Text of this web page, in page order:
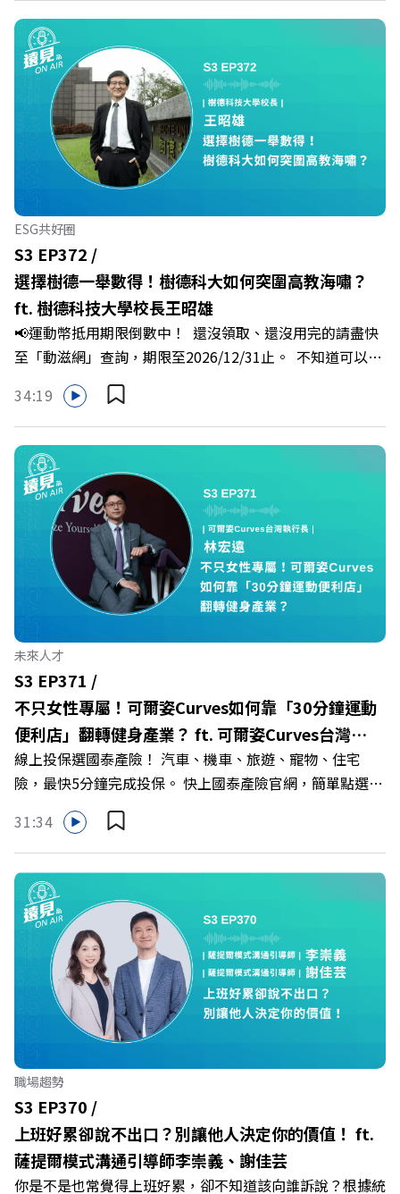
Firstory Podcast 廣告 —— 你常在職場中感到焦慮、害怕
犯錯，甚至覺得自己正遭受不友善的對待或霸凌嗎？當工作
中的人際摩擦、怕輸怕失敗的緊繃感成為日常，我們不能只
是委屈討好或一味逃避，更需要學會看透人際互動底層的
「職場冰山」。 本集《遠見 ON AIR》邀請到薩提爾模式溝
通引導師、天下文化新書《透視職場冰山》作者李崇義與謝
佳芸老師，帶你透過「冰山理論」拆解職場上的對立與衝
突，學會用「好奇」代替「批判」。即使在變動快速的AI時
代，也能幫自己打造不被成敗輕易定義的強韌自我。 🔺 職
場衝突與霸凌從何而來？🔺 如何用「冰山對話」看穿主管
焦慮，將對立化為合作？🔺 怎麼做到「好奇少一點、批判
少一點」？🔺 面對AI時代的職涯焦慮，如何把自我價值打
分權拿回手裡？ +++++📓《透視職場冰山》新書介紹
>>>https://bookzone.cwgv.com.tw/book/BWL108🎂歡
慶遠見40歲生日！手速搶下破天荒的獨家優惠
>>>https://gvmkt.pse.is/9e5pbz✨關注《遠見》更多的社
群：LINE：https://reurl.cc/A4ELQpIG：
Powered by Firstory Hosting
ESG共好圈
S3 EP372 /
選擇樹德一舉數得！樹德科大如何突圍高教海嘯？
ft. 樹德科技大學校長王昭雄
📢運動幣抵用期限倒數中！ 還沒領取、還沒用完的請盡快
至「動滋網」查詢，期限至2026/12/31止。 不知道可以在
哪裡使用嗎？ 上「動滋網」【合作店家】專區，全台五千
多家合作業者任你選，馬上來找適用地點！ ➡️
https://fstry.pse.is/9epct2 —— 以上為 FMTaiwan 與
Firstory Podcast 廣告 —— 在少子化浪潮、私校面臨退場
海嘯的嚴峻考驗下，南台灣的技職學校該如何轉型突圍？
本集《遠見ON AIR》邀請到樹德科技大學校長王昭雄，帶
你解析樹德科大如何打造出兼顧學校永續發展與地方創生的
技職教育新典範！ 🔺如何從「傳統私校」轉型為「產學無
縫接軌者」？ 🔺AI如何深度賦能設計與人文學科學群？ 🔺
首創「菲律賓半導體專班」！驚豔科技界的國際精準育才
🔺一舉拿下4大USR專案！深耕地方的溫暖社會責任平台 主
持人／遠見雜誌副社長兼遠見智庫總編輯 李建興 與談人／
樹德科技大學校長 王昭雄 +++++ 🎂歡慶遠見40歲生日！手
速搶下破天荒的獨家優惠
>>>https://gvmkt.pse.is/9e5pbz ✨關注《遠見》更多的社
群： LINE：https://reurl.cc/A4ELQp IG：
https://bit.ly/3AjBWNV YT：https://bit.ly/38jNi9k
Powered by Firstory Hosting
34:19
未來人才
S3 EP371 /
不只女性專屬！可爾姿Curves如何靠「30分鐘運動
便利店」翻轉健身產業？ ft. 可爾姿Curves台灣執
行長林宏遠
線上投保選國泰產險！ 汽車、機車、旅遊、寵物、住宅
險，最快5分鐘完成投保。 快上國泰產險官網，簡單點選，
保障立即到位！ https://fstry.pse.is/9eddvv —— 以上為
Firstory Podcast 廣告 —— 在健康意識抬頭、健身產業百
家爭鳴的激烈浪潮下，傳統的健身房該如何轉型突圍？ 本
集《遠見ON AIR》邀請到可爾姿Curves台灣執行長林宏
遠，帶你解析可爾姿如何打造出兼顧健康生活與女力創業的
健身新契機！ 🔺如何從「傳統大型健身房」轉型為「社區
運動便利店」？ 🔺運動如何落實最貼心的「女性專屬、零
壓力」空間？ 🔺對抗肌少症、預防高齡化！驚豔醫學界的
「社會處方」 🔺超高加盟成功率！為無數女性圓夢的「女
力互助與微型創業平台」 主持人／遠見雜誌副社長兼遠見
智庫總編輯 李建興 與談人／可爾姿Curves台灣執行長 林宏
遠 +++++ 🫧清除腦袋的盲點，也順手理清生活的雜亂。 點
開看質感養成術>> https://gvmkt.pse.is/9al3px ✨關注
《遠見》更多的社群： LINE：https://reurl.cc/A4ELQp
IG：https://bit.ly/3AjBWNV YT：https://bit.ly/38jNi9k
Powered by Firstory Hosting
31:34
職場趨勢
S3 EP370 /
上班好累卻說不出口？別讓他人決定你的價值！ ft.
薩提爾模式溝通引導師李崇義、謝佳芸
你是不是也常覺得上班好累，卻不知道該向誰訴說？根據統